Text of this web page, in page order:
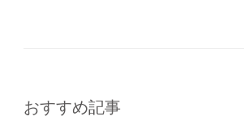
ー
おすすめ記事